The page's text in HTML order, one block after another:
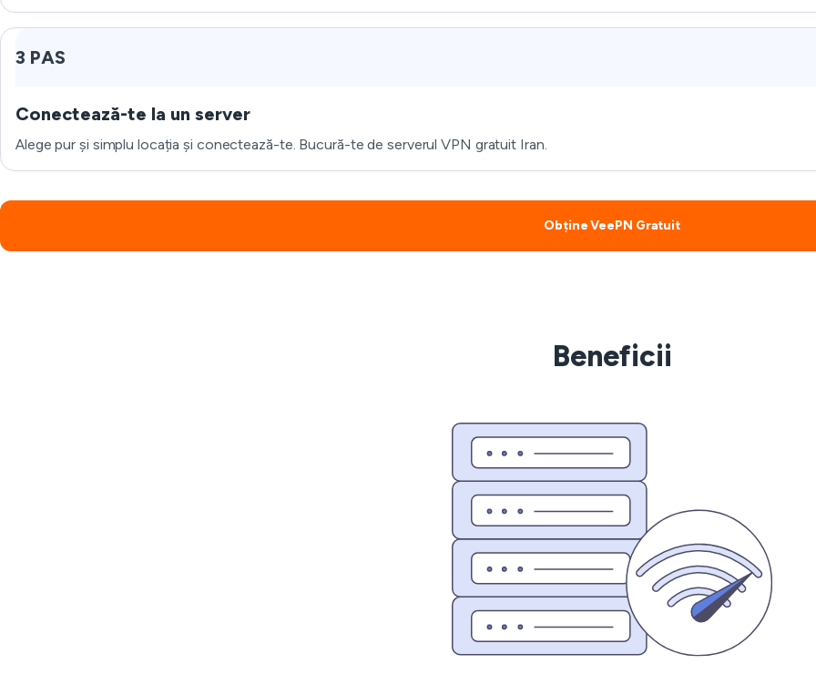
3 PAS
Conectează-te la un server
Alege pur și simplu locația și conectează-te. Bucură-te de serverul VPN gratuit Iran.
Obține VeePN Gratuit
Beneficii